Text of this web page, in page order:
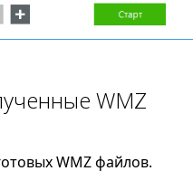
WMZ
WMZ файлов.